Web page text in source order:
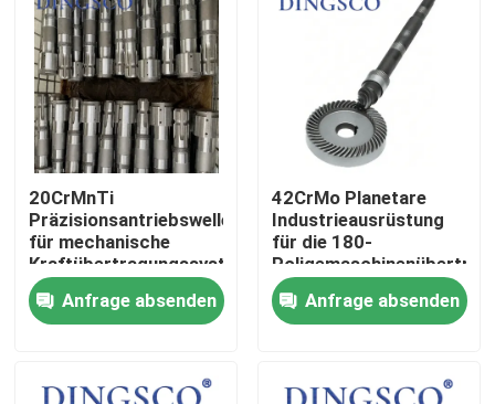
Zu Hause
20CrMnTi
Präzisionsantriebswelle
für mechanische
Kraftübertragungssysteme
Anfrage absenden
42CrMo Planetare
Industrieausrüstung
für die 180-
Anfrage absenden